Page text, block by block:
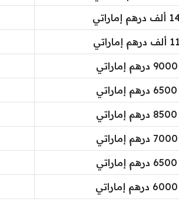
درهم إماراتي
11 ألف درهم إماراتي
9000 درهم إماراتي
6500 درهم إماراتي
8500 درهم إماراتي
7000 درهم إماراتي
6500 درهم إماراتي
6000 درهم إماراتي